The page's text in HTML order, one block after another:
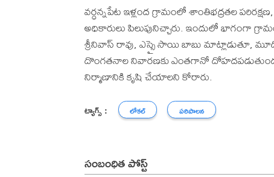
వర్ధన్నపేట ఇళ్లంద గ్రామంలో శాంతిభద్రతల
అధికారులు పిలుపునిచ్చారు. ఇందులో భాగంగా
శ్రీనివాస్ రావు, ఎస్సై సాయి బాబు మాట్లాడుతూ,
దొంగతనాల నివారణకు ఎంతగానో
నిర్మాణానికి కృషి చేయాలని కోరారు.
ట్యాగ్స్ : లోకల్ పరిపాలన
సంబంధిత పోస్ట్